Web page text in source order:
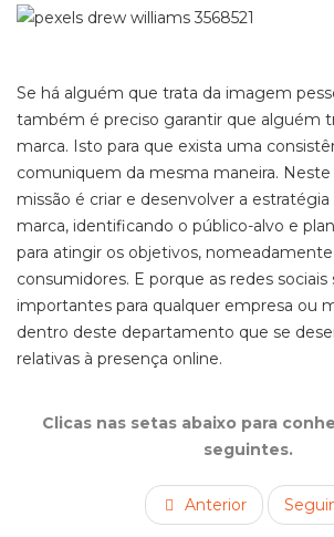
Se há alguém que trata da imagem
também é preciso garantir que alguém
marca. Isto para que exista uma
comuniquem da mesma maneira.
missão é criar e desenvolver a
marca, identificando o público-alvo e
para atingir os objetivos,
consumidores. E porque as redes
importantes para qualquer empresa ou
dentro deste departamento que se
relativas à presença online.
Clicas nas setas abaixo para
seguintes.
Anterior